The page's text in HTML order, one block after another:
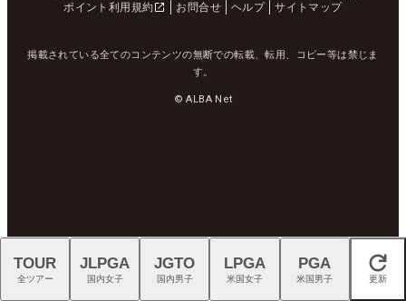
ポイント利用規約
お問合せ ヘルプ サイトマップ
掲載されている全てのコンテンツの無断での転載、転用、コピー等は禁じま
す。
© ALBA Net
閉じる
TOUR
全ツアー
JLPGA
国内女子
JGTO
国内男子
LPGA
米国女子
PGA
米国男子 更新